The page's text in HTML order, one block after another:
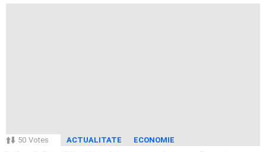
50 Votes ACTUALITATE ECONOMIE